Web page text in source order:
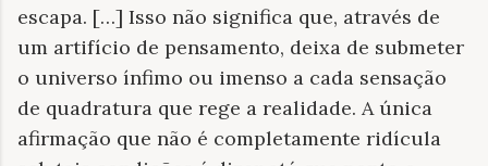
escapa. […] Isso não significa que, através de
um artifício de pensamento, deixa de submeter
o universo ínfimo ou imenso a cada sensação
de quadratura que rege a realidade. A única
afirmação que não é completamente ridícula